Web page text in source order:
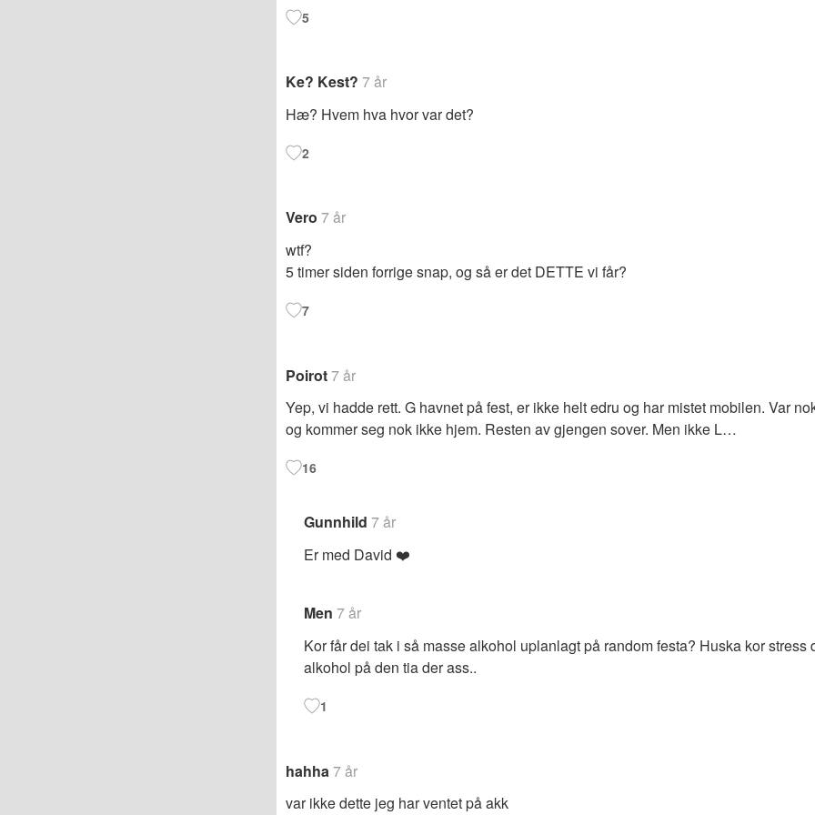
5
Ke? Kest? 7 år
Hæ? Hvem hva hvor var det?
2
Vero 7 år
wtf?
5 timer siden forrige snap, og så er det DETTE vi får?
7
Poirot7 år
Yep, vi hadde rett. G havnet på fest, er ikke helt edru og har mistet mobilen. Var
og kommer seg nok ikke hjem. Resten av gjengen sover. Men ikke L…
16
Gunnhild 7 år
Er med David ❤️
Men 7 år
Kor får dei tak i så masse alkohol uplanlagt på random festa? Huska kor stress
alkohol på den tia der ass..
1
hahha7 år
var ikke dette jeg har ventet på akk